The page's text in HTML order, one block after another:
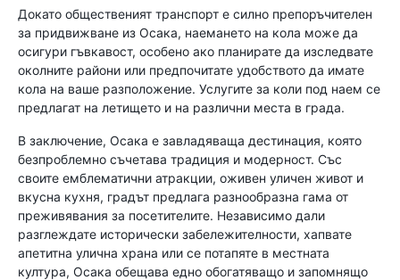
Докато общественият транспорт е силно препоръчителен
за придвижване из Осака, наемането на кола може да
осигури гъвкавост, особено ако планирате да изследвате
околните райони или предпочитате удобството да имате
кола на ваше разположение. Услугите за коли под наем се
предлагат на летището и на различни места в града.
В заключение, Осака е завладяваща дестинация, която
безпроблемно съчетава традиция и модерност. Със
своите емблематични атракции, оживен уличен живот и
вкусна кухня, градът предлага разнообразна гама от
преживявания за посетителите. Независимо дали
разглеждате исторически забележителности, хапвате
апетитна улична храна или се потапяте в местната
култура, Осака обещава едно обогатяващо и запомнящо